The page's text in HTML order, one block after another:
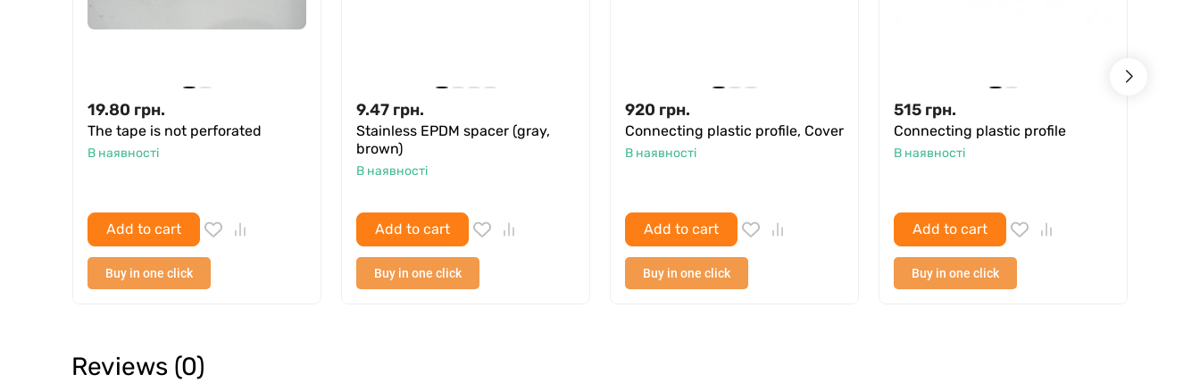
19.80 грн.
The tape is not perforated
В наявності
Add to cart
Buy in one click
9.47 грн.
Stainless EPDM spacer (gray,
brown)
В наявності
Add to cart
Buy in one click
920 грн.
Connecting plastic profile, Cover
В наявності
Add to cart
Buy in one click
515 грн.
Connecting plastic profile
В наявності
Add to cart
Buy in one click
Reviews (0)